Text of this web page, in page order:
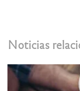
Noticias